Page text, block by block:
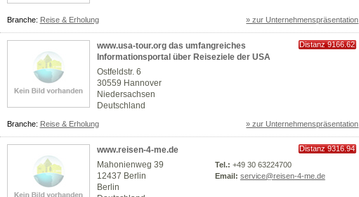
Branche: Reise & Erholung » zur Unternehmenspräsentation
www.usa-tour.org das umfangreiches
Informationsportal über Reiseziele der USA
Distanz 9166.62
Ostfeldstr. 6
30559 Hannover
Niedersachsen
Deutschland
Branche: Reise & Erholung » zur Unternehmenspräsentation
www.reisen-4-me.de
Distanz 9316.94
Mahonienweg 39
12437 Berlin
Berlin
Tel.: +49 30 63224700
Email: service@reisen-4-me.de